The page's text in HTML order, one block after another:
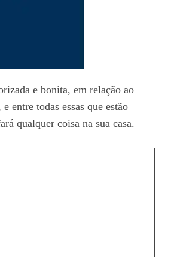
e bonita, em relação ao
entre todas essas que estão
qualquer coisa na sua casa.